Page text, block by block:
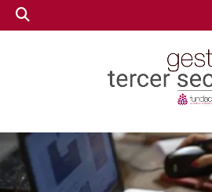
GESTIÓN
GESTIÓN